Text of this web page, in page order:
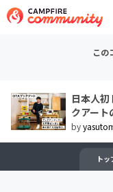
この
日本人
クアート
by
トッ